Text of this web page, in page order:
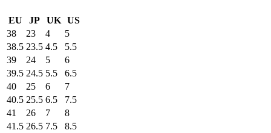
EU JP UK US
38
23 4
5
38.5 23.5 4.5
5.5
39
24 5
6
39.5 24.5 5.5
6.5
40
25 6
7
40.5 25.5 6.5
7.5
41
26 7
8
41.5 26.5 7.5
8.5